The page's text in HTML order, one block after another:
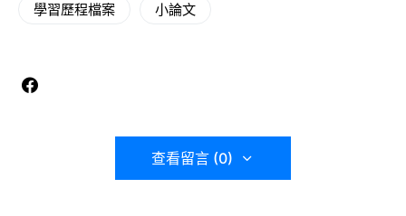
學習歷程檔案 小論文
查看留言 (0)